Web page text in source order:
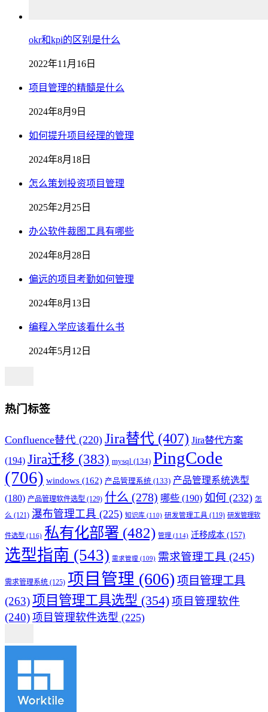
okr和kpi的区别是什么
2022年11月16日
项目管理的精髓是什么
2024年8月9日
如何提升项目经理的管理
2024年8月18日
怎么策划投资项目管理
2025年2月25日
办公软件裁图工具有哪些
2024年8月28日
偏远的项目考勤如何管理
2024年8月13日
编程入学应该看什么书
2024年5月12日
热门标签
Confluence替代 (220) Jira替代 (407) Jira替代方案
(194) Jira迁移 (383) mysql (134) PingCode
(706) windows (162) 产品管理系统 (133) 产品管理系统选型
(180) 产品管理软件选型 (129) 什么 (278) 哪些 (190) 如何 (232) 怎
么 (121) 瀑布管理工具 (225) 知识库 (110) 研发管理工具 (119) 研发管理软
件选型 (116) 私有化部署 (482) 管理 (114) 迁移成本 (157)
选型指南 (543) 需求管理 (109) 需求管理工具 (245)
需求管理系统 (125) 项目管理 (606) 项目管理工具
(263)项目管理工具选型 (354) 项目管理软件
(240) 项目管理软件选型 (225)